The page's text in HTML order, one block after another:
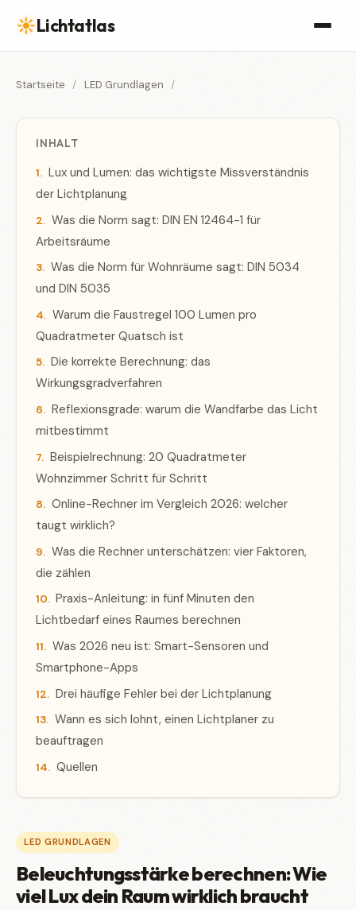
☀Lichtatlas
Startseite / LED Grundlagen /
INHALT
Lux und Lumen: das wichtigste Missverständnis
der Lichtplanung
Was die Norm sagt: DIN EN 12464-1 für
Arbeitsräume
Was die Norm für Wohnräume sagt: DIN 5034
und DIN 5035
Warum die Faustregel 100 Lumen pro
Quadratmeter Quatsch ist
Die korrekte Berechnung: das
Wirkungsgradverfahren
Reflexionsgrade: warum die Wandfarbe das Licht
mitbestimmt
Beispielrechnung: 20 Quadratmeter
Wohnzimmer Schritt für Schritt
Online-Rechner im Vergleich 2026: welcher
taugt wirklich?
Was die Rechner unterschätzen: vier Faktoren,
die zählen
Praxis-Anleitung: in fünf Minuten den
Lichtbedarf eines Raumes berechnen
Was 2026 neu ist: Smart-Sensoren und
Smartphone-Apps
Drei häufige Fehler bei der Lichtplanung
Wann es sich lohnt, einen Lichtplaner zu
beauftragen
Quellen
LED GRUNDLAGEN
Beleuchtungsstärke berechnen: Wie
viel Lux dein Raum wirklich braucht